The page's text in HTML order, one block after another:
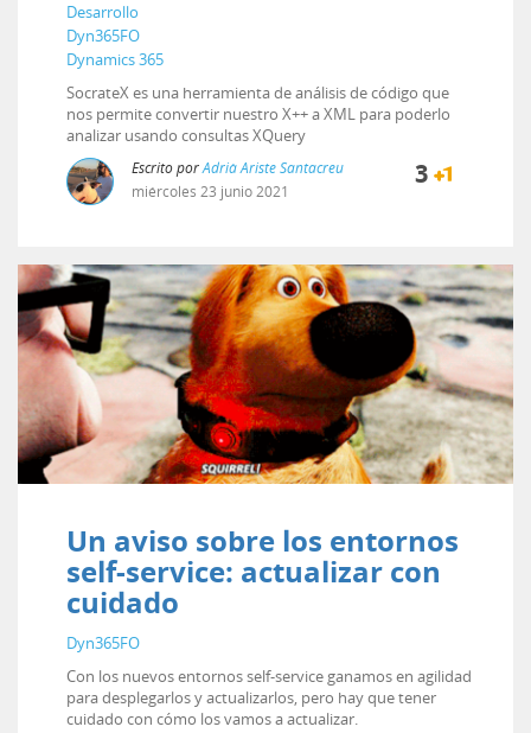
Desarrollo
Dyn365FO
Dynamics 365
SocrateX es una herramienta de análisis de código que
nos permite convertir nuestro X++ a XML para poderlo
analizar usando consultas XQuery
Escrito porAdrià Ariste Santacreu
miércoles 23 junio2021
3
Un aviso sobre los entornos
self-service: actualizar con
cuidado
Dyn365FO
Con los nuevos entornos self-service ganamos en agilidad
para desplegarlos y actualizarlos, pero hay que tener
cuidado con cómo los vamos a actualizar.